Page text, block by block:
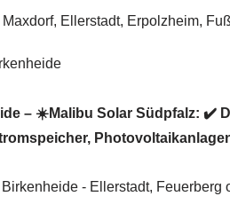
– ☀️Malibu Solar Südpfalz: ✔️